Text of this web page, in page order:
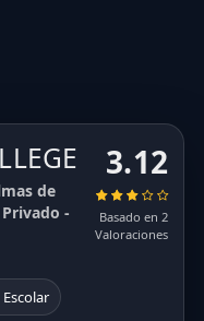
de
-
3.12
Basado en 2
Valoraciones